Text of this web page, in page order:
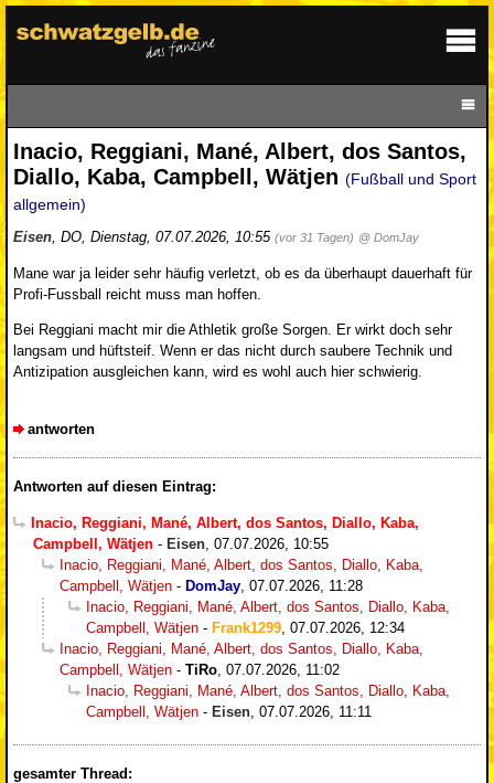
Inacio, Reggiani, Mané, Albert, dos Santos,
Diallo, Kaba, Campbell, Wätjen (Fußball und Sport
allgemein)
Eisen, DO, Dienstag, 07.07.2026, 10:55 (vor 31 Tagen) @ DomJay
Mane war ja leider sehr häufig verletzt, ob es da überhaupt dauerhaft für
Profi-Fussball reicht muss man hoffen.
Bei Reggiani macht mir die Athletik große Sorgen. Er wirkt doch sehr
langsam und hüftsteif. Wenn er das nicht durch saubere Technik und
Antizipation ausgleichen kann, wird es wohl auch hier schwierig.
antworten
Antworten auf diesen Eintrag:
Inacio, Reggiani, Mané, Albert, dos Santos, Diallo, Kaba,
Campbell, Wätjen - Eisen, 07.07.2026, 10:55
Inacio, Reggiani, Mané, Albert, dos Santos, Diallo, Kaba,
Campbell, Wätjen - DomJay, 07.07.2026, 11:28
Inacio, Reggiani, Mané, Albert, dos Santos, Diallo, Kaba,
Campbell, Wätjen - Frank1299, 07.07.2026, 12:34
Inacio, Reggiani, Mané, Albert, dos Santos, Diallo, Kaba,
Campbell, Wätjen - TiRo, 07.07.2026, 11:02
Inacio, Reggiani, Mané, Albert, dos Santos, Diallo, Kaba,
Campbell, Wätjen - Eisen, 07.07.2026, 11:11
gesamter Thread: